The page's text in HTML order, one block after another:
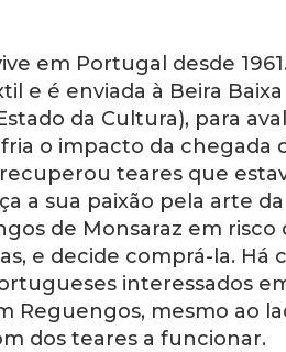
em Portugal desde
e é enviada à Beira Baixa
da Cultura), para
o impacto da chegada
teares que
a sua paixão pela arte
de Monsaraz em risco
e decide comprá-la. Há
interessados
Reguengos, mesmo ao
dos teares a funcionar.